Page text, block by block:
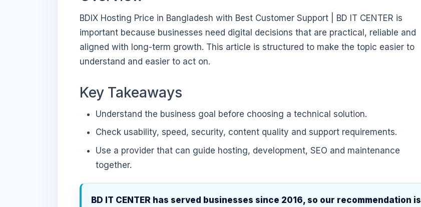
BDIX Hosting Price in Bangladesh with Best Customer Support | BD IT CENTER is
important because businesses need digital decisions that are practical, reliable and
aligned with long-term growth. This article is structured to make the topic easier to
understand and easier to act on.
Key Takeaways
Understand the business goal before choosing a technical solution.
Check usability, speed, security, content quality and support requirements.
Use a provider that can guide hosting, development, SEO and maintenance
together.
BD IT CENTER has served businesses since 2016, so our recommendation is